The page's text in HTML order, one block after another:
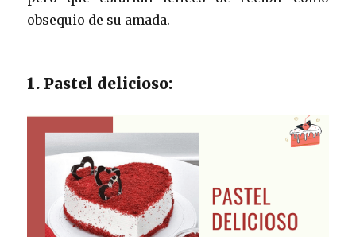
obsequio de su amada.
1. Pastel delicioso: